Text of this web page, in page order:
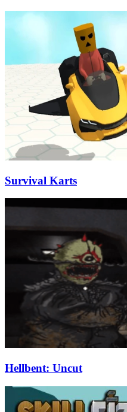
Survival Karts
Hellbent: Uncut